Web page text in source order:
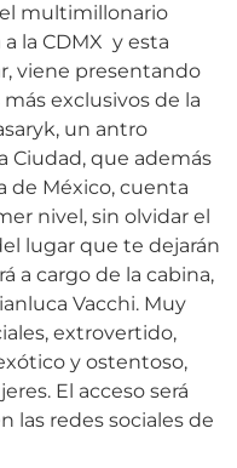
multimillonario
la CDMX y esta
viene presentando
exclusivos de la
un antro
Ciudad, que además
de México, cuenta
nivel, sin olvidar el
lugar que te dejarán
a cargo de la cabina,
Vacchi. Muy
extrovertido,
y ostentoso,
El acceso será
las redes sociales de